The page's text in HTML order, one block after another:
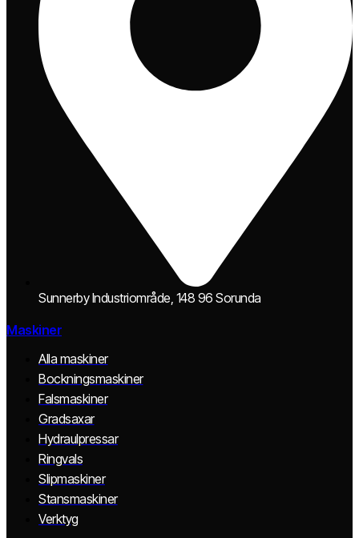
Sunnerby Industriområde, 148 96 Sorunda
Maskiner
Alla maskiner
Bockningsmaskiner
Falsmaskiner
Gradsaxar
Hydraulpressar
Ringvals
Slipmaskiner
Stansmaskiner
Verktyg